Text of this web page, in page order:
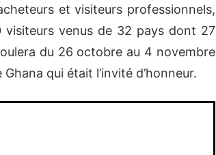
et visiteurs professionnels,
venus de 32 pays dont 27
du 26 octobre au 4 novembre
qui était l’invité d’honneur.